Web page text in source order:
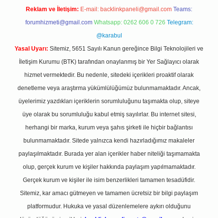
Reklam ve İletişim: E-mail: backlinkpaneli@gmail.com Teams:
forumhizmeti@gmail.com Whatsapp: 0262 606 0 726 Telegram:
@karabul
Yasal Uyarı: Sitemiz, 5651 Sayılı Kanun gereğince Bilgi Teknolojileri ve
İletişim Kurumu (BTK) tarafından onaylanmış bir Yer Sağlayıcı olarak
hizmet vermektedir. Bu nedenle, sitedeki içerikleri proaktif olarak
denetleme veya araştırma yükümlülüğümüz bulunmamaktadır. Ancak,
üyelerimiz yazdıkları içeriklerin sorumluluğunu taşımakta olup, siteye
üye olarak bu sorumluluğu kabul etmiş sayılırlar. Bu internet sitesi,
herhangi bir marka, kurum veya şahıs şirketi ile hiçbir bağlantısı
bulunmamaktadır. Sitede yalnızca kendi hazırladığımız makaleler
paylaşılmaktadır. Burada yer alan içerikler haber niteliği taşımamakta
olup, gerçek kurum ve kişiler hakkında paylaşım yapılmamaktadır.
Gerçek kurum ve kişiler ile isim benzerlikleri tamamen tesadüfidir.
Sitemiz, kar amacı gütmeyen ve tamamen ücretsiz bir bilgi paylaşım
platformudur. Hukuka ve yasal düzenlemelere aykırı olduğunu